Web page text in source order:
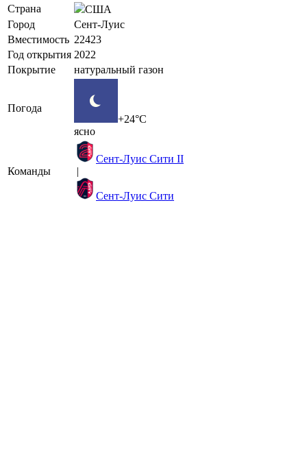
Страна
США
Город
Сент-Луис
Вместимость 22423
Год открытия 2022
Покрытие
натуральный газон
Погода
+24°C
ясно
Команды
Сент-Луис Сити II
|
Сент-Луис Сити